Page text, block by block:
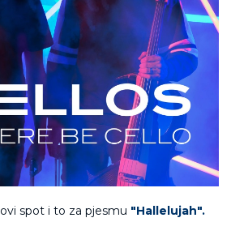
spot i to za pjesmu "Hallelujah".